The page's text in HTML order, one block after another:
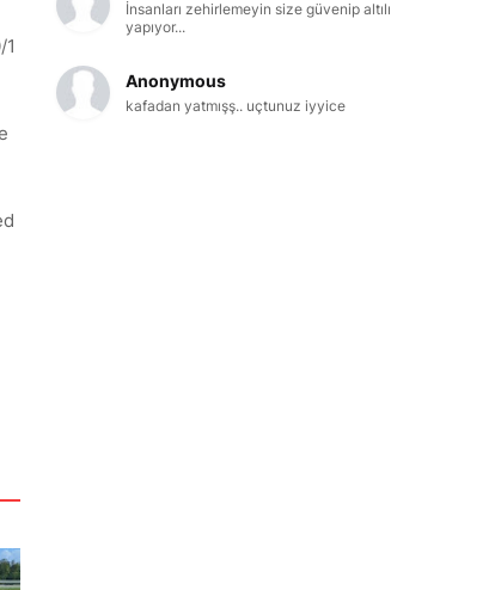
İnsanları zehirlemeyin size güvenip altılı
yapıyor...
Anonymous
kafadan yatmışş.. uçtunuz iyyice